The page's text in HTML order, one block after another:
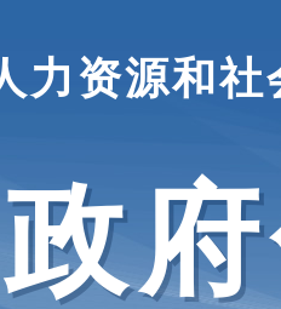
力资源和社
政